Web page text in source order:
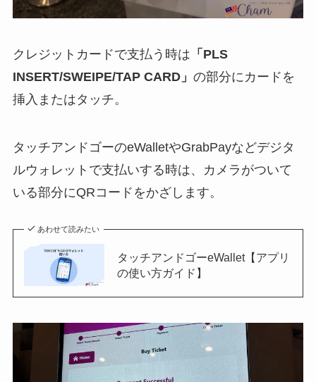
クレジットカードで支払う時は 「PLS
INSERT/SWEIPE/TAP CARD」 の部分にカードを
挿入またはタッチ。
タッチアンドゴーのeWalletやGrabPayなどデジタ
ルウォレットで支払いする時は、カメラがついて
いる部分にQRコードをかざします。
あわせて読みたい
タッチアンドゴーeWallet【アプリ
の使い方ガイド】